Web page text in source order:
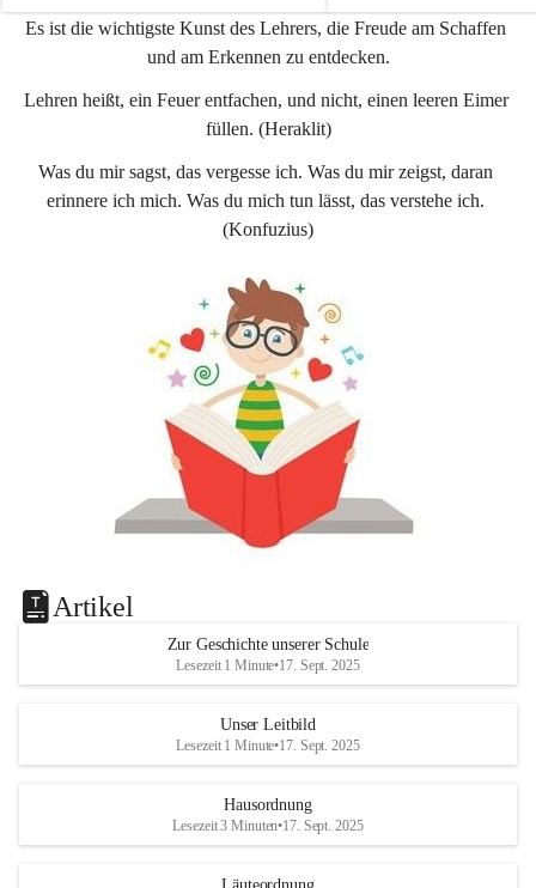
e
n
e
n
a
Es ist die wichtigste Kunst des Lehrers, die Freude am Schaffen
und am Erkennen zu entdecken.
Lehren heißt, ein Feuer entfachen, und nicht, einen leeren Eimer
füllen. (Heraklit)
Was du mir sagst, das vergesse ich. Was du mir zeigst, daran
erinnere ich mich. Was du mich tun lässt, das verstehe ich.
(Konfuzius)
Artikel
Zur Geschichte unserer Schule
Lesezeit 1 Minute•17. Sept. 2025
Unser Leitbild
Lesezeit 1 Minute•17. Sept. 2025
Hausordnung
Lesezeit 3 Minuten•17. Sept. 2025